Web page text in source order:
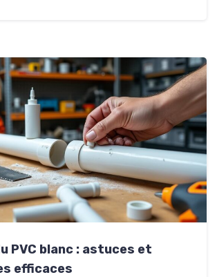
PVC blanc : astuces et
efficaces